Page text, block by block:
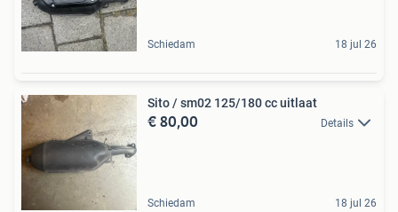
Schiedam 18 jul 26
Sito / sm02 125/180 cc uitlaat
€ 80,00 Details
Schiedam 18 jul 26